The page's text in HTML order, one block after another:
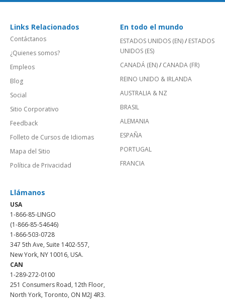
Links Relacionados
Contáctanos
¿Quienes somos?
Empleos
Blog
Social
Sitio Corporativo
Feedback
Folleto de Cursos de Idiomas
Mapa del Sitio
Política de Privacidad
En todo el mundo
ESTADOS UNIDOS (EN)/ ESTADOS
UNIDOS (ES)
CANADÁ (EN)/ CANADA (FR)
REINO UNIDO & IRLANDA
AUSTRALIA & NZ
BRASIL
ALEMANIA
ESPAÑA
PORTUGAL
FRANCIA
Llámanos
USA
1-866-85-LINGO
(1-866-85-54646)
1-866-503-0728
347 5th Ave, Suite 1402-557,
New York, NY 10016, USA.
CAN
1-289-272-0100
251 Consumers Road, 12th Floor,
North York, Toronto, ON M2J 4R3.